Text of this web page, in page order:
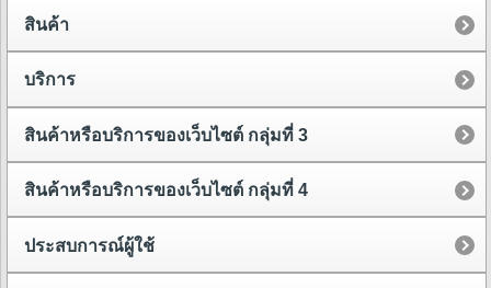
สินค้า
บริการ
สินค้าหรือบริการของเว็บไซต์ กลุ่มที่ 3
สินค้าหรือบริการของเว็บไซต์ กลุ่มที่ 4
ประสบการณ์ผู้ใช้